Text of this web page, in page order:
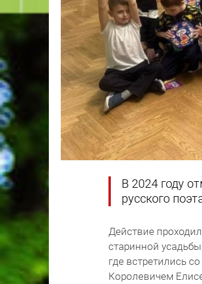
В 2024 году
русского
Действие
старинной
где встретились
Королевичем